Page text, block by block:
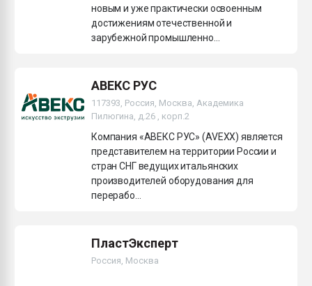
новым и уже практически освоенным
достижениям отечественной и
зарубежной промышленно...
АВЕКС РУС
117393, Россия, Москва, Академика
Пилюгина, д.26 , корп.2
Компания «АВЕКС РУС» (AVEXX) является
представителем на территории России и
стран СНГ ведущих итальянских
производителей оборудования для
перерабо...
ПластЭксперт
Россия, Москва